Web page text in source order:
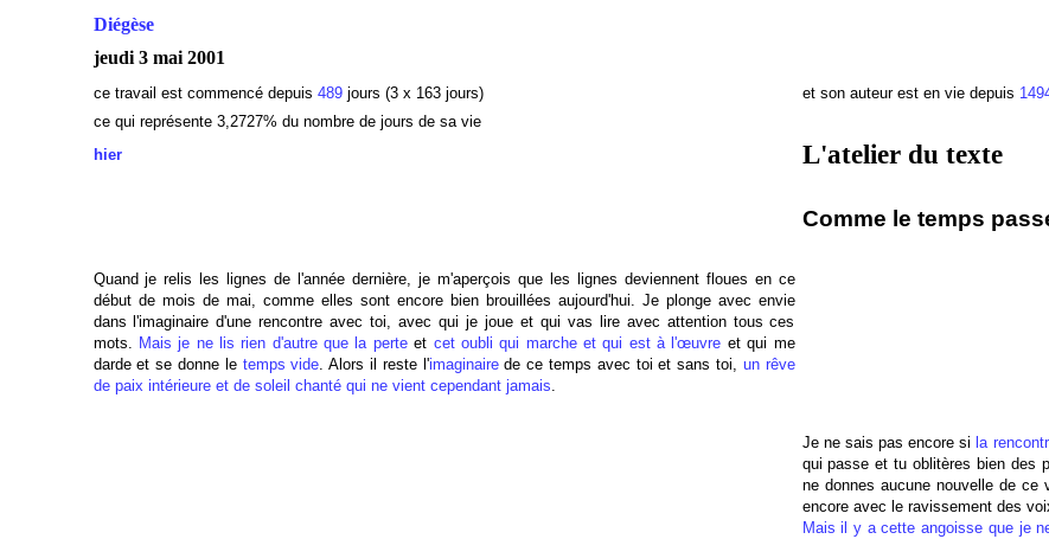
Diégèse
jeudi 3 mai 2001
ce travail est commencé depuis 489jours (3 x 163 jours) et son auteur est en vie depuis
ce qui représente 3,2727% du nombre de jours de sa vie
hier
L'atelier du texte
Comme le temps
Quand je relis les lignes de l'année dernière, je m'aperçois que les lignes deviennent floues en ce
début de mois de mai, comme elles sont encore bien brouillées aujourd'hui. Je plonge avec envie
dans l'imaginaire d'une rencontre avec toi, avec qui je joue et qui vas lire avec attention tous ces
mots. Mais je ne lis rien d'autre que la perteet cet oubli qui marche et qui est à l'œuvre et qui me
darde et se donne le temps vide. Alors il reste l'imaginairede ce temps avec toi et sans toi, un rêve
de paix intérieure et de soleil chanté qui ne vient cependant jamais.
Je ne sais pas encore si la
qui passe et tu oblitères bien des
ne donnes aucune nouvelle de
encore avec le ravissement des
Mais il y a cette angoisse que je